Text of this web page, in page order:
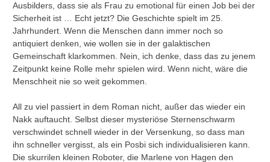
Ausbilders, dass sie als Frau zu emotional für einen Job bei der
Sicherheit ist … Echt jetzt? Die Geschichte spielt im 25.
Jahrhundert. Wenn die Menschen dann immer noch so
antiquiert denken, wie wollen sie in der galaktischen
Gemeinschaft klarkommen. Nein, ich denke, dass das zu jenem
Zeitpunkt keine Rolle mehr spielen wird. Wenn nicht, wäre die
Menschheit nie so weit gekommen.
All zu viel passiert in dem Roman nicht, außer das wieder ein
Nakk auftaucht. Selbst dieser mysteriöse Sternenschwarm
verschwindet schnell wieder in der Versenkung, so dass man
ihn schneller vergisst, als ein Posbi sich individualisieren kann.
Die skurrilen kleinen Roboter, die Marlene von Hagen den